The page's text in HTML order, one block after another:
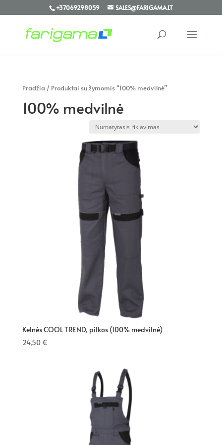
+37069298059 SALES@FARIGAMA.LT
Pradžia / Produktai su žymomis “100% medvilnė”
100% medvilnė
Kelnės COOL TREND, pilkos (100% medvilnė)
24,50 €